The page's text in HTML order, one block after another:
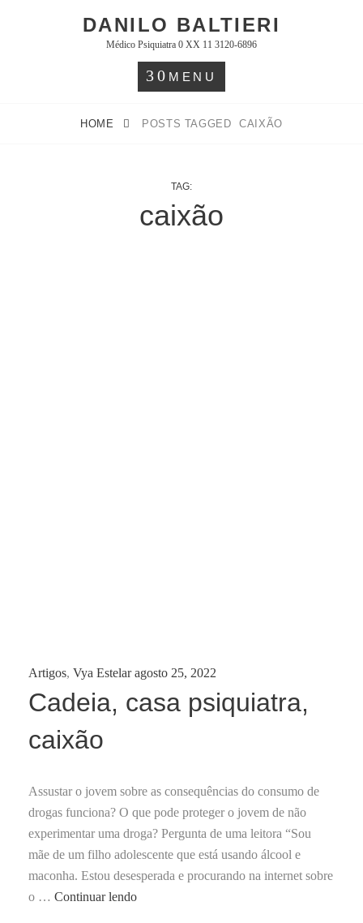
DANILO BALTIERI
Médico Psiquiatra 0 XX 11 3120-6896
MENU
HOME POSTS TAGGEDCAIXÃO
TAG:
caixão
Categories:
Artigos, Vya Estelar Posted
agosto 25, 2022
Cadeia, casa psiquiatra,
caixão
Assustar o jovem sobre as consequências do consumo de
drogas funciona? O que pode proteger o jovem de não
experimentar uma droga? Pergunta de uma leitora “Sou
mãe de um filho adolescente que está usando álcool e
maconha. Estou desesperada e procurando na internet sobre
o … Continuar lendoCadeia,